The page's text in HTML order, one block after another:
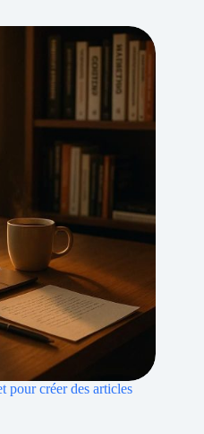
pour créer des articles